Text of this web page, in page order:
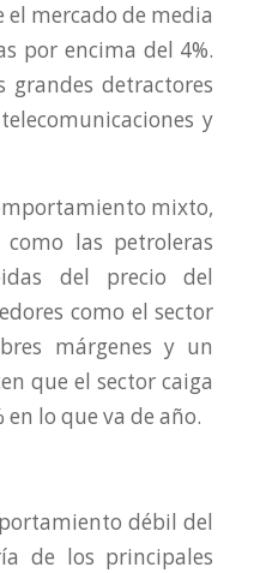
el mercado de media
por encima del 4%.
grandes detractores
y
mixto,
las petroleras
del precio del
como el sector
márgenes y un
que el sector caiga
lo que va de año.
débil del
de los principales